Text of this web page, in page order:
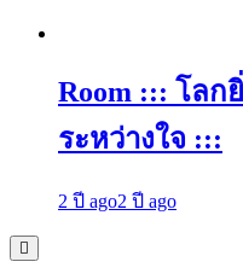
Room ::: โลก
ระหว่างใจ :::
2 ปี ago2 ปี ago